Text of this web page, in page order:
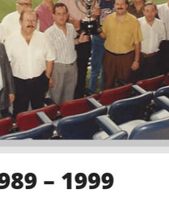
– 1999